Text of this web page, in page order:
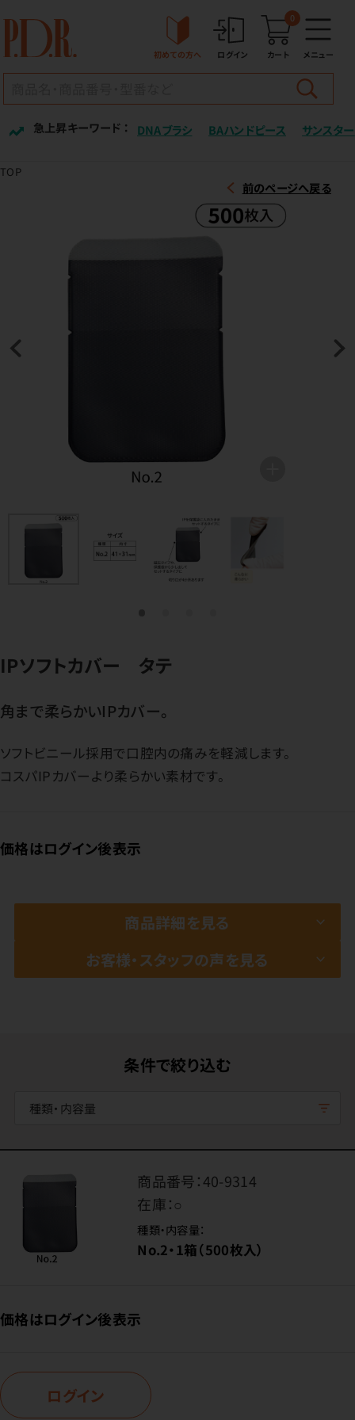
初めての方へ ログイン カート
0
メニュー
急上昇キーワード ： DNAブラシ BAハンドピース サンスター
TOP
前のページへ戻る
IPソフトカバー タテ
角まで柔らかいIPカバー。
ソフトビニール採用で口腔内の痛みを軽減します。
コスパIPカバーより柔らかい素材です。
価格はログイン後表示
商品詳細を見る
お客様・スタッフの声を見る
条件で絞り込む
種類・内容量
商品番号：40-9314
在庫：○
種類・内容量：
No.2・1箱（500枚入）
価格はログイン後表示
ログイン